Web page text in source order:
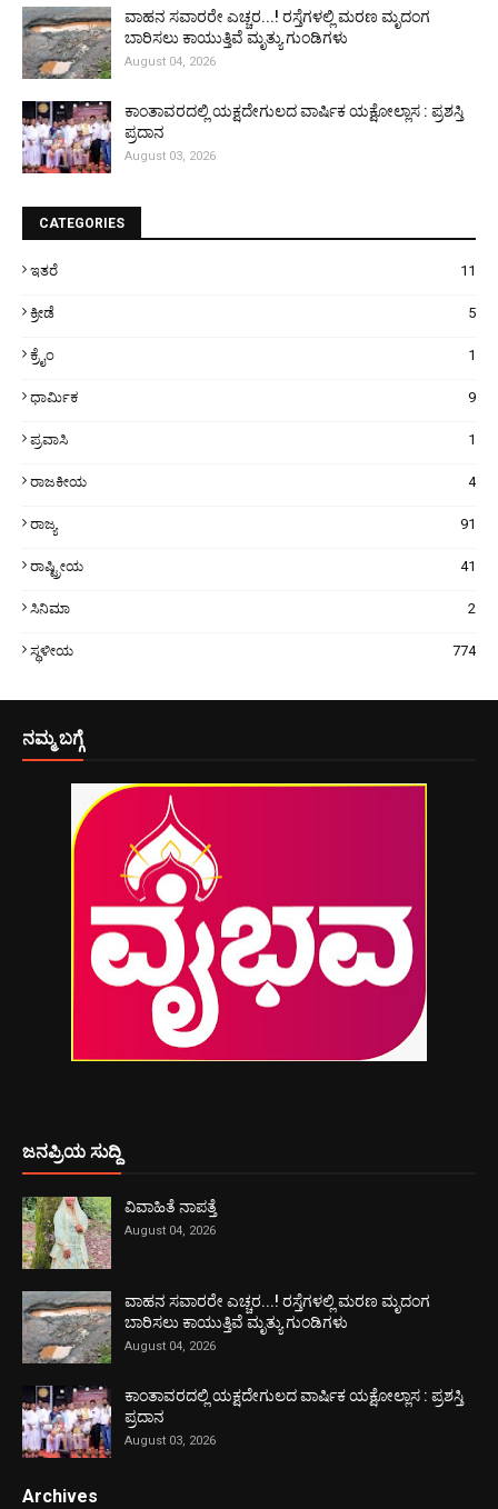
ವಾಹನ ಸವಾರರೇ ಎಚ್ಚರ...! ರಸ್ತೆಗಳಲ್ಲಿ ಮರಣ ಮೃದಂಗ
ಬಾರಿಸಲು ಕಾಯುತ್ತಿವೆ ಮೃತ್ಯು ಗುಂಡಿಗಳು
August 04, 2026
ಕಾಂತಾವರದಲ್ಲಿ ಯಕ್ಷದೇಗುಲದ ವಾರ್ಷಿಕ ಯಕ್ಷೋಲ್ಲಾಸ : ಪ್ರಶಸ್ತಿ
ಪ್ರದಾನ
August 03, 2026
CATEGORIES
ಇತರೆ 11
ಕ್ರೀಡೆ 5
ಕ್ರೈಂ 1
ಧಾರ್ಮಿಕ 9
ಪ್ರವಾಸಿ 1
ರಾಜಕೀಯ 4
ರಾಜ್ಯ 91
ರಾಷ್ಟ್ರೀಯ 41
ಸಿನಿಮಾ 2
ಸ್ಥಳೀಯ 774
ನಮ್ಮ ಬಗ್ಗೆ
ಜನಪ್ರಿಯ ಸುದ್ದಿ
ವಿವಾಹಿತೆ ನಾಪತ್ತೆ
August 04, 2026
ವಾಹನ ಸವಾರರೇ ಎಚ್ಚರ...! ರಸ್ತೆಗಳಲ್ಲಿ ಮರಣ ಮೃದಂಗ
ಬಾರಿಸಲು ಕಾಯುತ್ತಿವೆ ಮೃತ್ಯು ಗುಂಡಿಗಳು
August 04, 2026
ಕಾಂತಾವರದಲ್ಲಿ ಯಕ್ಷದೇಗುಲದ ವಾರ್ಷಿಕ ಯಕ್ಷೋಲ್ಲಾಸ : ಪ್ರಶಸ್ತಿ
ಪ್ರದಾನ
August 03, 2026
Archives